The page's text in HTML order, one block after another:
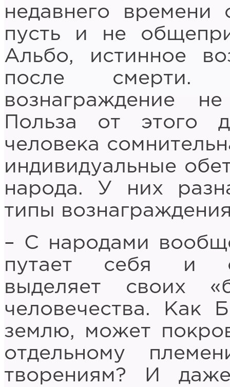
недавнего времени
пусть и не
Альбо, истинное
после
вознаграждение
Польза от этого
человека
индивидуальные
народа. У них
типы
– С народами
путает себя и
выделяет своих
человечества. Как
землю, может
отдельному
творениям? И